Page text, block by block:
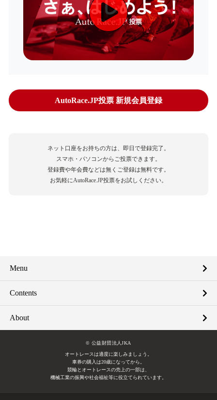
AutoRace.JP投票 新規会員登録
ネット口座をお持ちの方は、即日で登録完了。
スマホ・パソコンからご投票できます。
登録費や年会費などは無くご登録は無料です。
お気軽にAutoRace.JP投票をお試しください。
Menu
Contents
About
© 公益財団法人JKA
オートレースは適度に楽しみましょう。
車券の購入は20歳になってから。
競輪とオートレースの売上の一部は、
機械工業の振興や社会福祉等に役立てられています。